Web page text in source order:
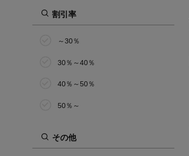
ミニラボ/mini labo
ムーミン/MOOMIN
メルトロ/meltoro
モズ/moz
ラブザリネン/Love the Linen
割引率
～30％
30％～40％
40％～50％
50％～
その他